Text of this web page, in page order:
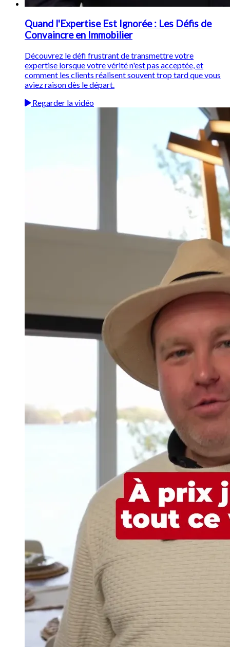
Quand l'Expertise Est Ignorée : Les Défis de
Convaincre en Immobilier
Découvrez le défi frustrant de transmettre votre
expertise lorsque votre vérité n'est pas acceptée, et
comment les clients réalisent souvent trop tard que vous
aviez raison dès le départ.
Regarder la vidéo